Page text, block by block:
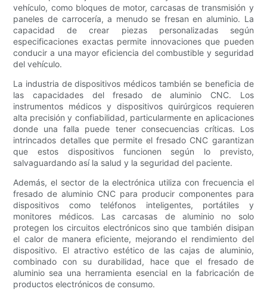
vehículo, como bloques de motor, carcasas de transmisión y
paneles de carrocería, a menudo se fresan en aluminio. La
capacidad de crear piezas personalizadas según
especificaciones exactas permite innovaciones que pueden
conducir a una mayor eficiencia del combustible y seguridad
del vehículo.
La industria de dispositivos médicos también se beneficia de
las capacidades del fresado de aluminio CNC. Los
instrumentos médicos y dispositivos quirúrgicos requieren
alta precisión y confiabilidad, particularmente en aplicaciones
donde una falla puede tener consecuencias críticas. Los
intrincados detalles que permite el fresado CNC garantizan
que estos dispositivos funcionen según lo previsto,
salvaguardando así la salud y la seguridad del paciente.
Además, el sector de la electrónica utiliza con frecuencia el
fresado de aluminio CNC para producir componentes para
dispositivos como teléfonos inteligentes, portátiles y
monitores médicos. Las carcasas de aluminio no solo
protegen los circuitos electrónicos sino que también disipan
el calor de manera eficiente, mejorando el rendimiento del
dispositivo. El atractivo estético de las cajas de aluminio,
combinado con su durabilidad, hace que el fresado de
aluminio sea una herramienta esencial en la fabricación de
productos electrónicos de consumo.